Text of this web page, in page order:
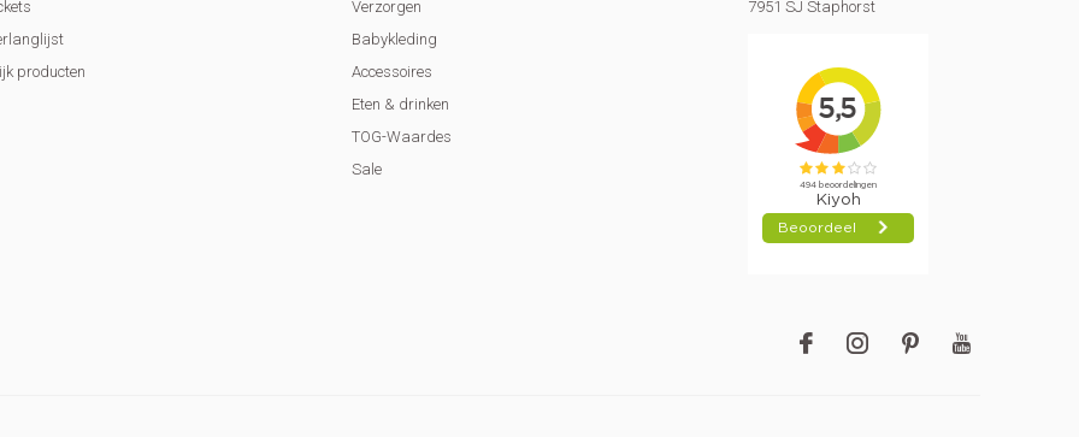
producten
Verzorgen
Babykleding
Accessoires
Eten & drinken
TOG-Waardes
Sale
7951 SJ Staphorst